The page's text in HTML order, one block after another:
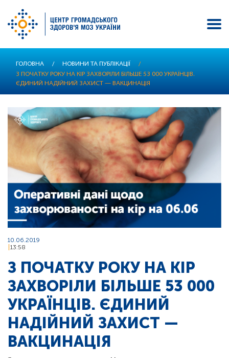
основного
ГОЛОВНА / НОВИНИ ТА ПУБЛІКАЦІЇ
/
З ПОЧАТКУ РОКУ НА КІР ЗАХВОРІЛИ БІЛЬШЕ 53 000 УКРАЇНЦІВ.
ЄДИНИЙ НАДІЙНИЙ ЗАХИСТ — ВАКЦИНАЦІЯ
10.06.2019
13:58
З ПОЧАТКУ РОКУ НА КІР
ЗАХВОРІЛИ БІЛЬШЕ 53 000
УКРАЇНЦІВ. ЄДИНИЙ
НАДІЙНИЙ ЗАХИСТ —
ВАКЦИНАЦІЯ